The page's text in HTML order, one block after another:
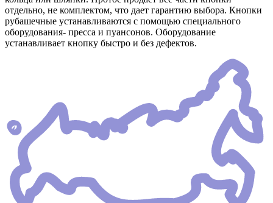
отдельно, не комплектом, что дает гарантию выбора. Кнопки
рубашечные устанавливаются с помощью специального
оборудования- пресса и пуансонов. Оборудование
устанавливает кнопку быстро и без дефектов.